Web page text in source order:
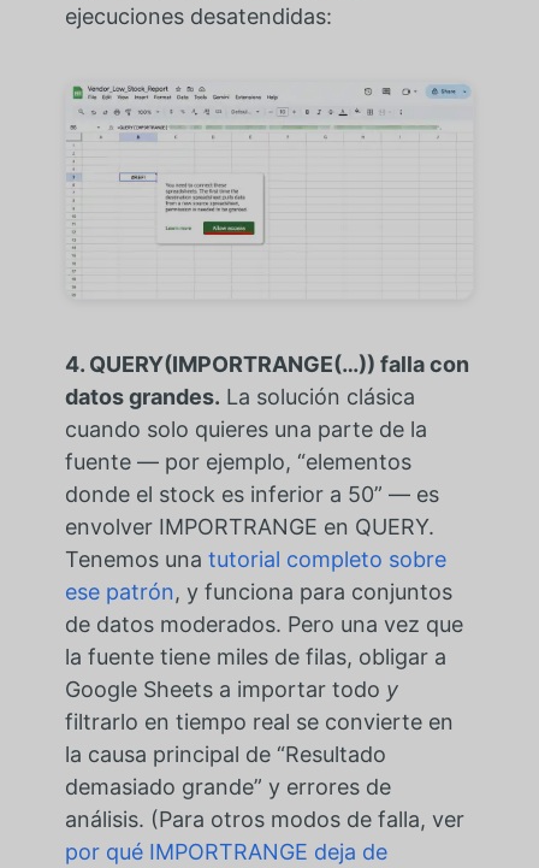
ejecuciones desatendidas:
4. QUERY(IMPORTRANGE(…)) falla con
datos grandes. La solución clásica
cuando solo quieres una parte de la
fuente — por ejemplo, “elementos
donde el stock es inferior a 50” — es
envolver IMPORTRANGE en QUERY.
Tenemos una tutorial completo sobre
ese patrón, y funciona para conjuntos
de datos moderados. Pero una vez que
la fuente tiene miles de filas, obligar a
Google Sheets a importar todo y
filtrarlo en tiempo real se convierte en
la causa principal de “Resultado
demasiado grande” y errores de
análisis. (Para otros modos de falla, ver
por qué IMPORTRANGE deja de